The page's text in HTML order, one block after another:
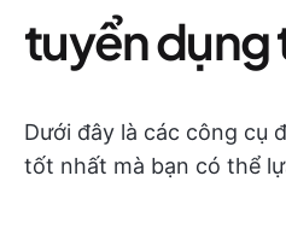
tuyển dụng
Dưới đây là các công cụ
tốt nhất mà bạn có thể